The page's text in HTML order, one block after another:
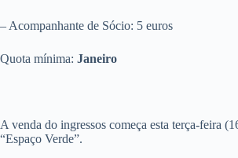
– Acompanhante de Sócio: 5 euros
Quota mínima: Janeiro
A venda do ingressos começa esta terça-feira
“Espaço Verde”.